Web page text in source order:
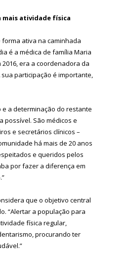
mais atividade física
ativa na caminhada
é a médica de família Maria
2016, era a coordenadora da
sua participação é importante,
e a determinação do restante
possível. São médicos e
e secretários clínicos –
há mais de 20 anos
e queridos pelos
por fazer a diferença em
que o objetivo central
“Alertar a população para
física regular,
procurando ter